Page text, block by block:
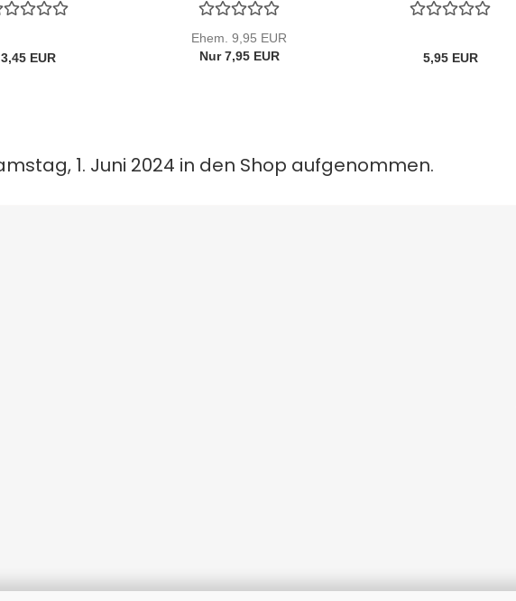
3,45 EUR
Ehem. 9,95 EUR
Nur 7,95 EUR
5,95 EUR
1. Juni 2024 in den Shop aufgenommen.